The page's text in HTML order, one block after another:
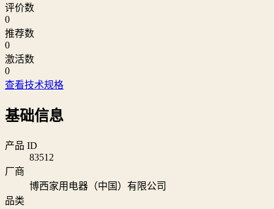
评价数
0
推荐数
0
激活数
0
查看技术规格
基础信息
产品 ID
83512
厂商
博西家用电器（中国）有限公司
品类